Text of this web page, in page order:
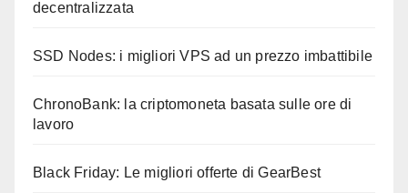
decentralizzata
SSD Nodes: i migliori VPS ad un prezzo imbattibile
ChronoBank: la criptomoneta basata sulle ore di
lavoro
Black Friday: Le migliori offerte di GearBest